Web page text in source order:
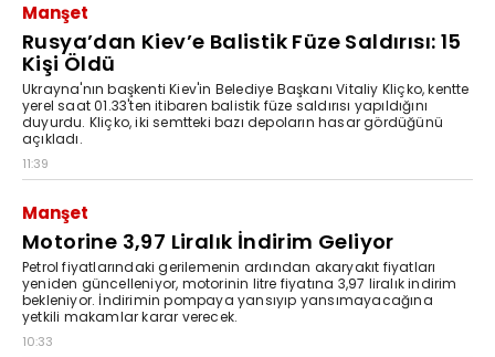
Manşet
Rusya’dan Kiev’e Balistik Füze Saldırısı: 15
Kişi Öldü
Ukrayna'nın başkenti Kiev'in Belediye Başkanı Vitaliy Kliçko, kentte
yerel saat 01.33'ten itibaren balistik füze saldırısı yapıldığını
duyurdu. Kliçko, iki semtteki bazı depoların hasar gördüğünü
açıkladı.
11:39
Manşet
Motorine 3,97 Liralık İndirim Geliyor
Petrol fiyatlarındaki gerilemenin ardından akaryakıt fiyatları
yeniden güncelleniyor, motorinin litre fiyatına 3,97 liralık indirim
bekleniyor. İndirimin pompaya yansıyıp yansımayacağına
yetkili makamlar karar verecek.
10:33